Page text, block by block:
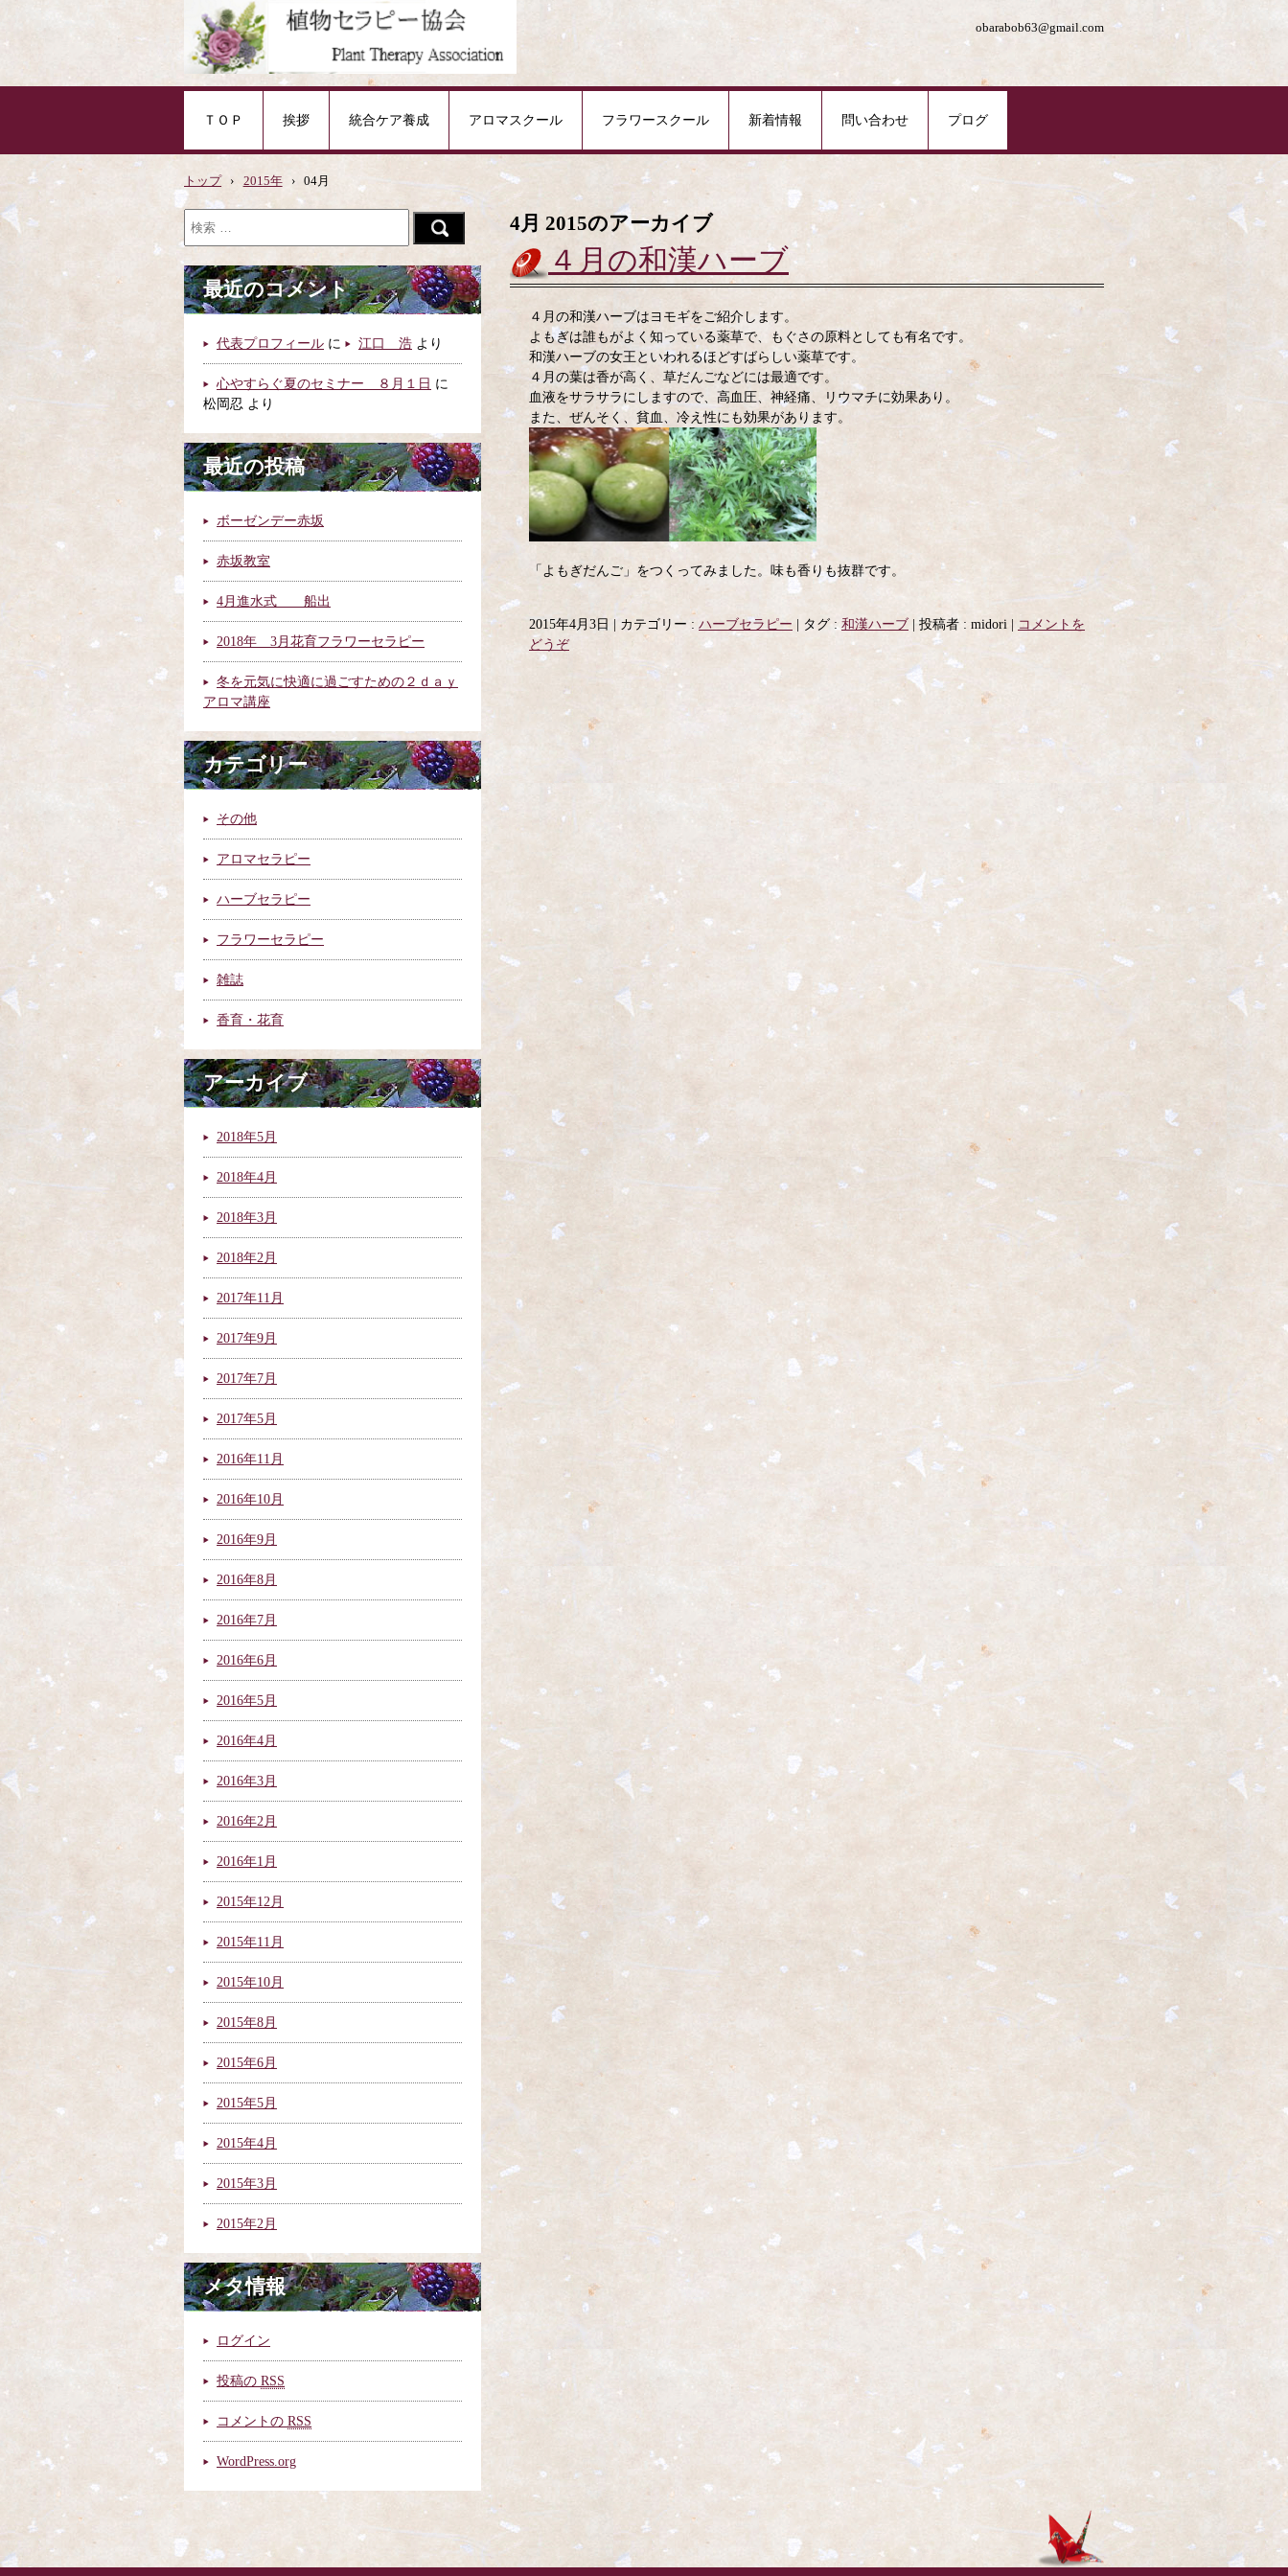
obarabob63@gmail.com
ＴＯＰ 挨拶 統合ケア養成 アロマスクール フラワースクール 新着情報 問い合わせ プログ
トップ › 2015年 › 04月
4月 2015のアーカイブ
４月の和漢ハーブ
４月の和漢ハーブはヨモギをご紹介します。
よもぎは誰もがよく知っている薬草で、もぐさの原料としても有名です。
和漢ハーブの女王といわれるほどすばらしい薬草です。
４月の葉は香が高く、草だんごなどには最適です。
血液をサラサラにしますので、高血圧、神経痛、リウマチに効果あり。
また、ぜんそく、貧血、冷え性にも効果があります。
「よもぎだんご」をつくってみました。味も香りも抜群です。
2015年4月3日 | カテゴリー : ハーブセラピー | タグ : 和漢ハーブ | 投稿者 : midori | コメントを
どうぞ
最近のコメント
代表プロフィール に 江口 浩 より
心やすらぐ夏のセミナー ８月１日 に
松岡忍 より
最近の投稿
ボーゼンデー赤坂
赤坂教室
4月進水式 船出
2018年 3月花育フラワーセラピー
冬を元気に快適に過ごすための２ｄａｙ
アロマ講座
カテゴリー
その他
アロマセラピー
ハーブセラピー
フラワーセラピー
雑誌
香育・花育
アーカイブ
2018年5月
2018年4月
2018年3月
2018年2月
2017年11月
2017年9月
2017年7月
2017年5月
2016年11月
2016年10月
2016年9月
2016年8月
2016年7月
2016年6月
2016年5月
2016年4月
2016年3月
2016年2月
2016年1月
2015年12月
2015年11月
2015年10月
2015年8月
2015年6月
2015年5月
2015年4月
2015年3月
2015年2月
メタ情報
ログイン
投稿の RSS
コメントの RSS
WordPress.org